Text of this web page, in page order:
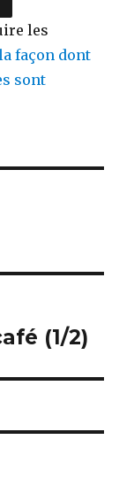
les
façon dont
sont
(1/2)